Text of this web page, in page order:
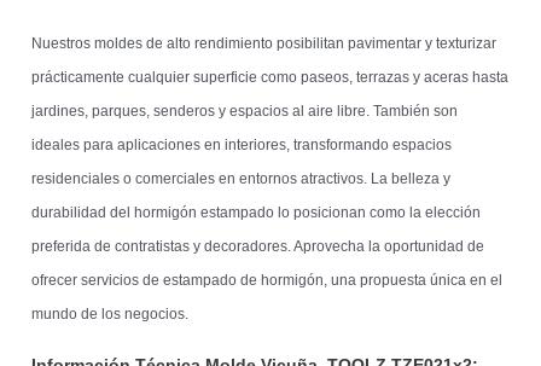
Nuestros moldes de alto rendimiento posibilitan pavimentar y texturizar
prácticamente cualquier superficie como paseos, terrazas y aceras hasta
jardines, parques, senderos y espacios al aire libre. También son
ideales para aplicaciones en interiores, transformando espacios
residenciales o comerciales en entornos atractivos. La belleza y
durabilidad del hormigón estampado lo posicionan como la elección
preferida de contratistas y decoradores. Aprovecha la oportunidad de
ofrecer servicios de estampado de hormigón, una propuesta única en el
mundo de los negocios.